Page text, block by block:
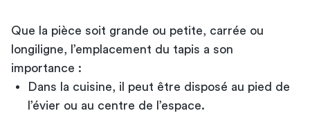
Que la pièce soit grande ou petite, carrée ou
longiligne, l’emplacement du tapis a son
importance :
Dans la cuisine, il peut être disposé au pied de
l’évier ou au centre de l’espace.